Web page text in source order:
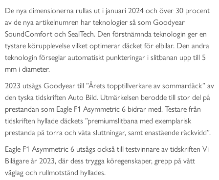
De nya dimensionerna rullas ut i januari 2024 och över 30 procent
av de nya artikelnumren har teknologier så som Goodyear
SoundComfort och SealTech. Den förstnämnda teknologin ger en
tystare körupplevelse vilket optimerar däcket för elbilar. Den andra
teknologin förseglar automatiskt punkteringar i slitbanan upp till 5
mm i diameter.
2023 utsågs Goodyear till ”Årets topptillverkare av sommardäck” av
den tyska tidskriften Auto Bild. Utmärkelsen berodde till stor del på
prestandan som Eagle F1 Asymmetric 6 bidrar med. Testare från
tidskriften hyllade däckets ”premiumslitbana med exemplarisk
prestanda på torra och våta sluttningar, samt enastående räckvidd”.
Eagle F1 Asymmetric 6 utsågs också till testvinnare av tidskriften Vi
Bilägare år 2023, där dess trygga köregenskaper, grepp på vått
väglag och rullmotstånd hyllades.